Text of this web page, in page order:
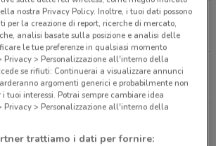
14 Milano
Snc Milano
88 Milano
nostra Privacy Policy. Inoltre, i tuoi dati possono
per la creazione di report, ricerche di mercato,
analisi basate sulla posizione e analisi delle
le tue preferenze in qualsiasi momento
Privacy > Personalizzazione all'interno della
se rifiuti: Continuerai a visualizzare annunci
argomenti generici e probabilmente non
tuoi interessi. Potrai sempre cambiare idea
Privacy > Personalizzazione all'interno della
trattiamo i dati per fornire: